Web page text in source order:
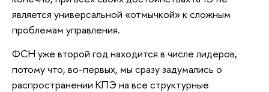
является универсальной «отмычкой» к сложным
проблемам управления.
ФСН уже второй год находится в числе лидеров,
потому что, во-первых, мы сразу задумались о
распространении КПЭ на все структурные